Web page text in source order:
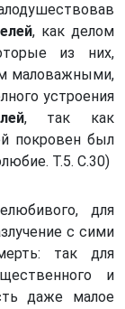
, как делом
из них,
маловажными,
устроения
, так как
покровен был
Т.5. С.30)
для
с сими
так для
и
даже малое